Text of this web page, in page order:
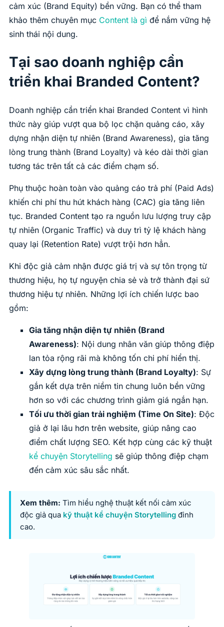
cảm xúc (Brand Equity) bền vững. Bạn có thể tham
khảo thêm chuyên mục Content là gì để nắm vững hệ
sinh thái nội dung.
Tại sao doanh nghiệp cần
triển khai Branded Content?
Doanh nghiệp cần triển khai Branded Content vì hình
thức này giúp vượt qua bộ lọc chặn quảng cáo, xây
dựng nhận diện tự nhiên (Brand Awareness), gia tăng
lòng trung thành (Brand Loyalty) và kéo dài thời gian
tương tác trên tất cả các điểm chạm số.
Phụ thuộc hoàn toàn vào quảng cáo trả phí (Paid Ads)
khiến chi phí thu hút khách hàng (CAC) gia tăng liên
tục. Branded Content tạo ra nguồn lưu lượng truy cập
tự nhiên (Organic Traffic) và duy trì tỷ lệ khách hàng
quay lại (Retention Rate) vượt trội hơn hẳn.
Khi độc giả cảm nhận được giá trị và sự tôn trọng từ
thương hiệu, họ tự nguyện chia sẻ và trở thành đại sứ
thương hiệu tự nhiên. Những lợi ích chiến lược bao
gồm:
Gia tăng nhận diện tự nhiên (Brand
Awareness): Nội dung nhân văn giúp thông điệp
lan tỏa rộng rãi mà không tốn chi phí hiển thị.
Xây dựng lòng trung thành (Brand Loyalty): Sự
gắn kết dựa trên niềm tin chung luôn bền vững
hơn so với các chương trình giảm giá ngắn hạn.
Tối ưu thời gian trải nghiệm (Time On Site): Độc
giả ở lại lâu hơn trên website, giúp nâng cao
điểm chất lượng SEO. Kết hợp cùng các kỹ thuật
kể chuyện Storytelling sẽ giúp thông điệp chạm
đến cảm xúc sâu sắc nhất.
Xem thêm: Tìm hiểu nghệ thuật kết nối cảm xúc
độc giả qua kỹ thuật kể chuyện Storytelling đỉnh
cao.